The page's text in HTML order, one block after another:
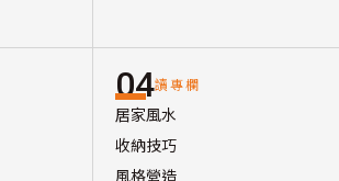
04讀專欄
居家風水
收納技巧
風格營造